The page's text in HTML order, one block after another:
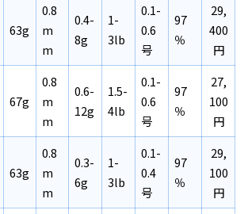
63g
0.8
m
m
0.4-
8g
1-
3lb
0.1-
0.6
号
97
％
29,
400
円
67g
0.8
m
m
0.6-
12g
1.5-
4lb
0.1-
0.6
号
97
％
27,
100
円
63g
0.8
m
m
0.3-
6g
1-
3lb
0.1-
0.4
号
97
％
29,
100
円